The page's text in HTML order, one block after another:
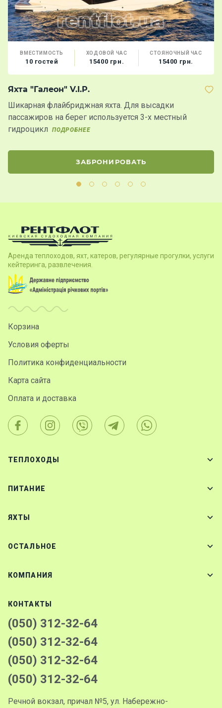
ВМЕСТИМОСТЬ
10 гостей
ХОДОВОЙ ЧАС
15400 грн.
СТОЯНОЧНЫЙ ЧАС
15400 грн.
Яхта "Галеон" V.I.P.
Шикарная флайбриджная яхта. Для высадки
пассажиров на берег используется 3-х местный
гидроцикл
ПОДРОБНЕЕ
ЗАБРОНИРОВАТЬ
Аренда теплоходов, яхт, катеров, регулярные прогулки, услуги
кейтеринга, развлечения.
Корзина
Условия оферты
Политика конфиденциальности
Карта сайта
Оплата и доставка
ТЕПЛОХОДЫ
ПИТАНИЕ
ЯХТЫ
ОСТАЛЬНОЕ
КОМПАНИЯ
КОНТАКТЫ
(050) 312-32-64
(050) 312-32-64
(050) 312-32-64
(050) 312-32-64
Речной вокзал, причал №5, ул. Набережно-